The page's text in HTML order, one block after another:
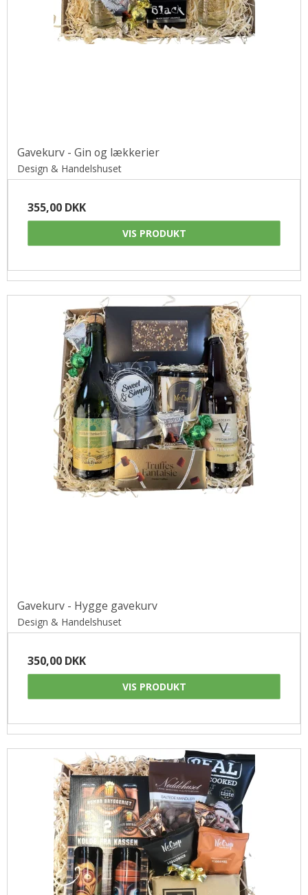
Gavekurv - Gin og lækkerier
Design & Handelshuset
355,00 DKK
VIS PRODUKT
Gavekurv - Hygge gavekurv
Design & Handelshuset
350,00 DKK
VIS PRODUKT